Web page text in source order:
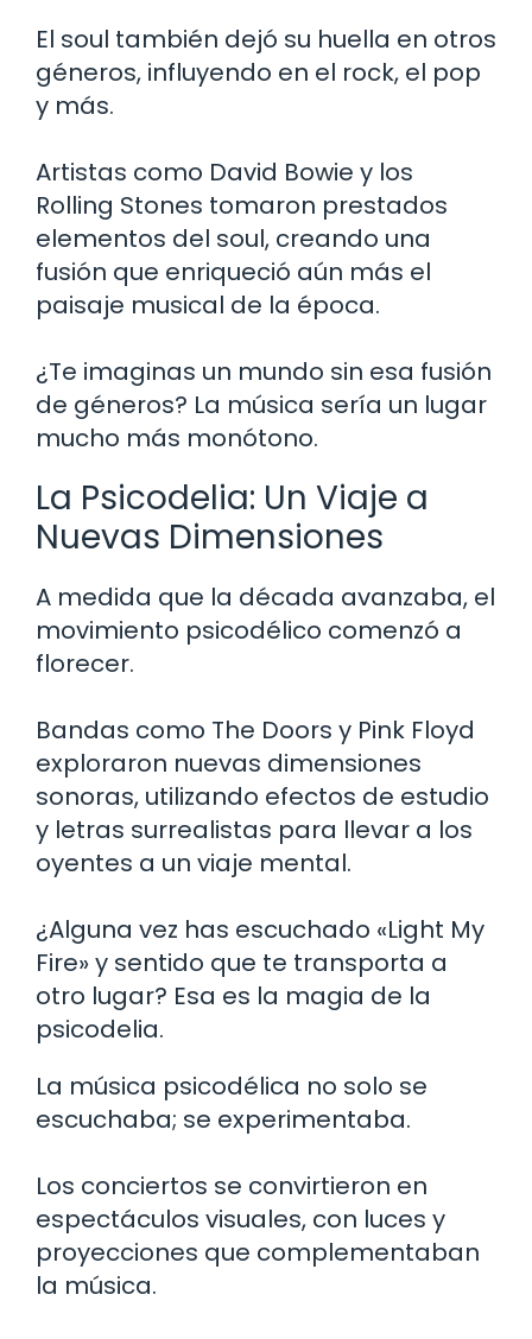
El soul también dejó su huella en otros
géneros, influyendo en el rock, el pop
y más.
Artistas como David Bowie y los
Rolling Stones tomaron prestados
elementos del soul, creando una
fusión que enriqueció aún más el
paisaje musical de la época.
¿Te imaginas un mundo sin esa fusión
de géneros? La música sería un lugar
mucho más monótono.
La Psicodelia: Un Viaje a
Nuevas Dimensiones
A medida que la década avanzaba, el
movimiento psicodélico comenzó a
florecer.
Bandas como The Doors y Pink Floyd
exploraron nuevas dimensiones
sonoras, utilizando efectos de estudio
y letras surrealistas para llevar a los
oyentes a un viaje mental.
¿Alguna vez has escuchado «Light My
Fire» y sentido que te transporta a
otro lugar? Esa es la magia de la
psicodelia.
La música psicodélica no solo se
escuchaba; se experimentaba.
Los conciertos se convirtieron en
espectáculos visuales, con luces y
proyecciones que complementaban
la música.